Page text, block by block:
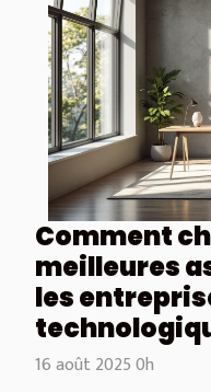
Comment
meilleures
les
16 août 2025 0h